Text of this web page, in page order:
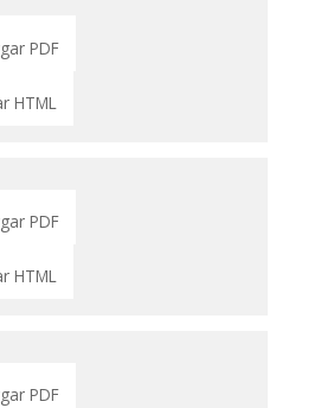
PDF
HTML
PDF
HTML
PDF